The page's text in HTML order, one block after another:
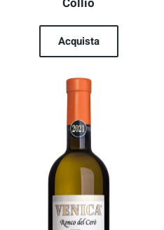
Acquista